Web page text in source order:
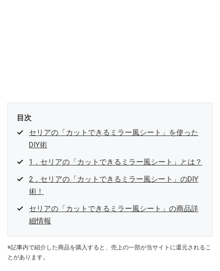
目次
セリアの「カットできるミラー風シート」を使った
DIY術
1．セリアの「カットできるミラー風シート」とは？
2．セリアの「カットできるミラー風シート」のDIY
術！
セリアの「カットできるミラー風シート」の商品詳
細情報
※記事内で紹介した商品を購入すると、売上の一部が当サイトに還元されるこ
とがあります。